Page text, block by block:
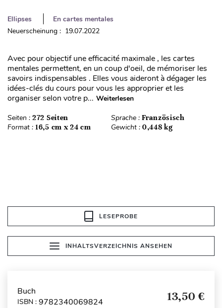
Ellipses
En cartes mentales
Neuerscheinung : 19.07.2022
Avec pour objectif une efficacité maximale , les cartes
mentales permettent, en un coup d'oeil, de mémoriser les
savoirs indispensables . Elles vous aideront à dégager les
idées-clés du cours pour vous les approprier et les
organiser selon votre p... Weiterlesen
Seiten : 272 Seiten Sprache : Französisch
Format : 16,5 cm x 24 cm Gewicht : 0,448 kg
LESEPROBE
INHALTSVERZEICHNIS ANSEHEN
Buch
ISBN : 9782340069824 13,50 €